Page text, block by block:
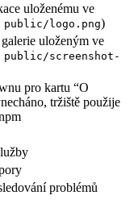
uloženému ve
public/logo.png)
uloženým ve
public/screenshot-
pro kartu “O
tržiště použije
problémů